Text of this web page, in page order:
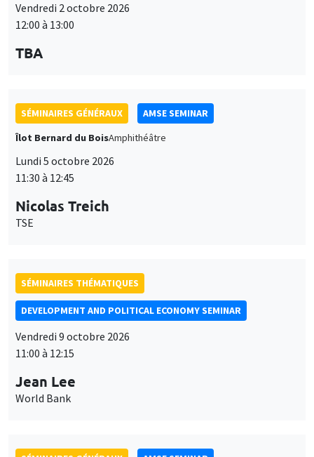
12:00 à 13:00
SÉMINAIRES GÉNÉRAUX
AMSE SEMINAR
Îlot Bernard du BoisAmphithéâtre
11:30 à 12:45
TSE
SÉMINAIRES THÉMATIQUES
DEVELOPMENT AND POLITICAL ECONOMY SEMINAR
Vendredi 9 octobre 2026
11:00 à 12:15
World Bank
SÉMINAIRES GÉNÉRAUX
AMSE SEMINAR